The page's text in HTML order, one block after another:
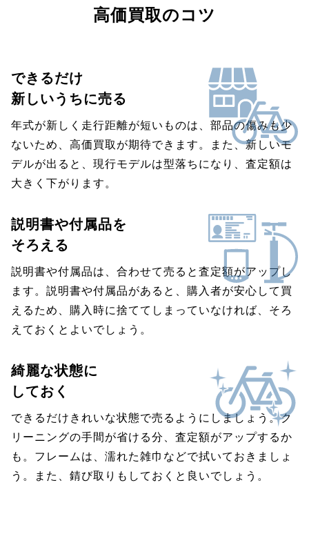
高価買取のコツ
できるだけ
新しいうちに売る
年式が新しく走行距離が短いものは、部品の傷みも少
ないため、高価買取が期待できます。また、新しいモ
デルが出ると、現行モデルは型落ちになり、査定額は
大きく下がります。
説明書や付属品を
そろえる
説明書や付属品は、合わせて売ると査定額がアップし
ます。説明書や付属品があると、購入者が安心して買
えるため、購入時に捨ててしまっていなければ、そろ
えておくとよいでしょう。
綺麗な状態に
しておく
できるだけきれいな状態で売るようにしましょう。ク
リーニングの手間が省ける分、査定額がアップするか
も。フレームは、濡れた雑巾などで拭いておきましょ
う。また、錆び取りもしておくと良いでしょう。